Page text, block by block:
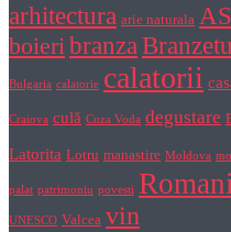
arhitectura arie naturala
boieribranza
Bulgaria calatorie calatorii
Craiova culă Cuza Voda degustare
Latorita Lotru manastire Moldova
palat patrimoniu povesti
UNESCO Valcea vin